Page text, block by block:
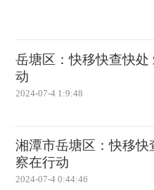
岳塘区：快移快查快
动
2024-07-4 1:9:48
湘潭市岳塘区：快移快
察在行动
2024-07-4 0:44:46